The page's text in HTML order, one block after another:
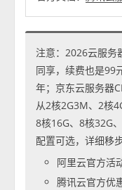
注意：2026云服务
同享，续费也是99
年；京东云服务器
从2核2G3M、2核
8核16G、8核32G
配置可选，详细移
阿里云官方活
腾讯云官方优